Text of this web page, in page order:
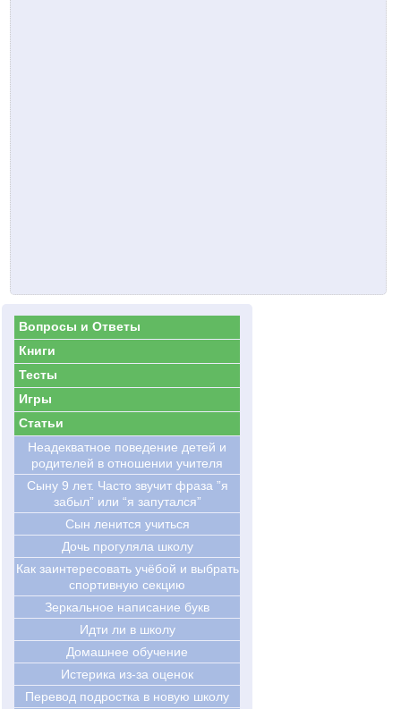
Вопросы и Ответы
Книги
Тесты
Игры
Статьи
Hеадекватное поведение детей и
родителей в отношении учителя
Сыну 9 лет. Часто звучит фраза ”я
забыл” или “я запутался”
Сын ленится учиться
Дочь прогуляла школу
Как заинтересовать учёбой и выбрать
спортивную секцию
Зеркальное написание букв
Идти ли в школу
Домашнее обучение
Истерика из-за оценок
Перевод подростка в новую школу